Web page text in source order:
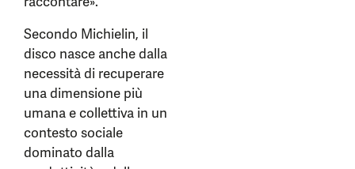
Secondo Michielin, il
disco nasce anche dalla
necessità di recuperare
una dimensione più
umana e collettiva in un
contesto sociale
dominato dalla